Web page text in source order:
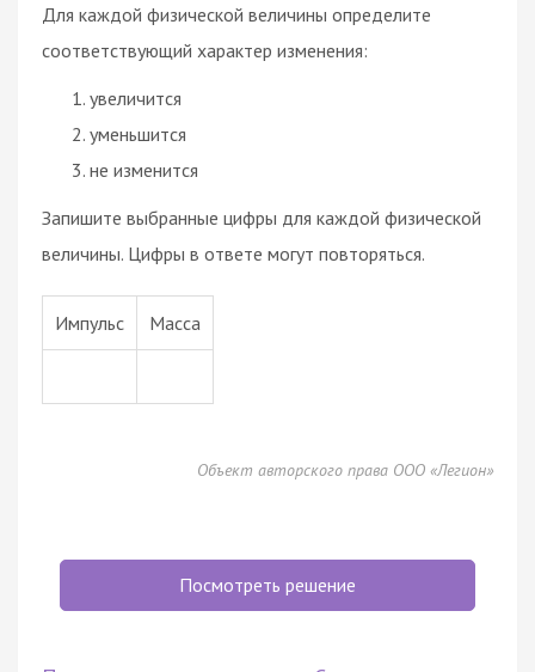
Для каждой физической величины определите
соответствующий характер изменения:
увеличится
уменьшится
не изменится
Запишите выбранные цифры для каждой физической
величины. Цифры в ответе могут повторяться.
Импульс Масса
Объект авторского права ООО «Легион»
Посмотреть решение